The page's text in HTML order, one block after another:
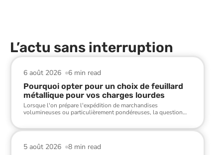
L’actu sans interruption
6 min read
6 août 2026
Pourquoi opter pour un choix de feuillard
métallique pour vos charges lourdes
Lorsque l'on prépare l'expédition de marchandises
volumineuses ou particulièrement pondéreuses, la question…
8 min read
5 août 2026